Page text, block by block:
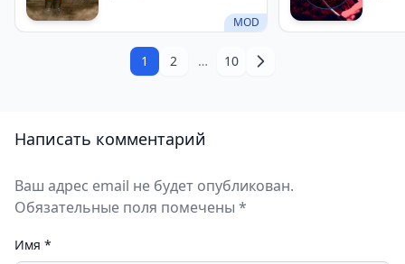
MOD
1 2 … 10
Написать комментарий
Ваш адрес email не будет опубликован.
Обязательные поля помечены *
Имя *